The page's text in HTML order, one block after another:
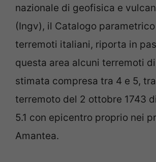
nazionale di geofisica e
(Ingv), il Catalogo
terremoti italiani, riporta in
questa area alcuni terremoti
stimata compresa tra 4 e 5,
terremoto del 2 ottobre 1743
5.1 con epicentro proprio nei
Amantea.